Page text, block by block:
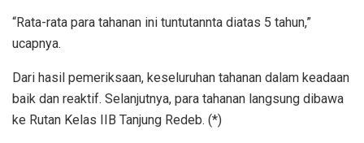
“Rata-rata para tahanan ini tuntutannta diatas 5 tahun,”
ucapnya.
Dari hasil pemeriksaan, keseluruhan tahanan dalam keadaan
baik dan reaktif. Selanjutnya, para tahanan langsung dibawa
ke Rutan Kelas IIB Tanjung Redeb. (*)